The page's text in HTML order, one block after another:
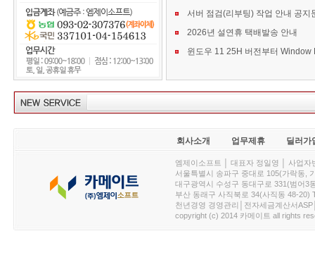
서버 점검(리부팅) 작업 안내 공지
2026년 설연휴 택배발송 안내
회사소개 업무제휴 딜러가
엠제이소프트 │ 대표자 정일영 │ 사업
서울특별시 송파구 중대로 105(가락동,
대구광역시 수성구 동대구로 331(범어3
부산 동래구 사직북로 34(사직동 48-20)
천년경영 경영관리│전자세금계산서
copyright (c) 2014 카메이트 all rights